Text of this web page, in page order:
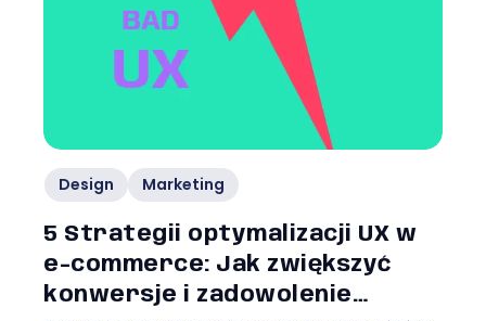
Design Marketing
5 Strategii optymalizacji UX w
e-commerce: Jak zwiększyć
konwersje i zadowolenie